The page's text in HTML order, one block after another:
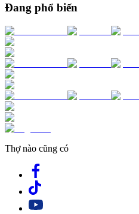
Đang phổ biến
Thợ nào cũng có